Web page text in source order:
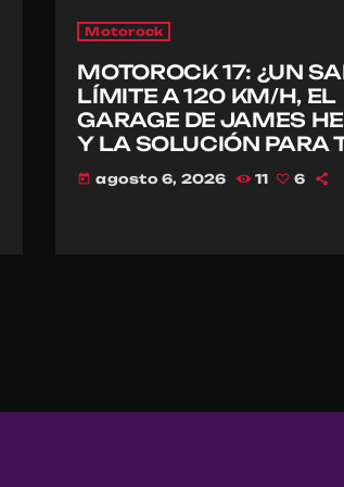
Motorock
MOTOROCK 17: ¿UN
LÍMITE A 120 KM/H, EL
GARAGE DE JAMES
Y LA SOLUCIÓN PARA
CASCO?
today agosto 6, 2026 11 6